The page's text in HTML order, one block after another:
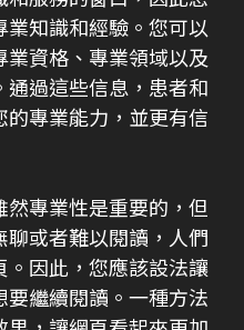
知識和經驗。您可以
業資格、專業領域以及
過這些信息，患者和
的專業能力，並更有信
然專業性是重要的，但
聊或者難以閱讀，人們
。因此，您應該設法讓
繼續閱讀。一種方法